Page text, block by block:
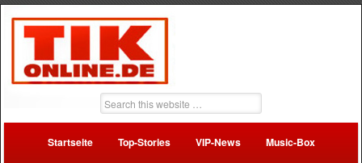
Startseite Top-Stories VIP-News Music-Box